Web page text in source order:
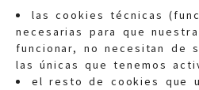
las cookies técnicas
necesarias para que
funcionar, no necesitan de
las únicas que tenemos
el resto de cookies que
Quejas: